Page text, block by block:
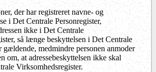
der har registreret navne- og
i Det Centrale Personregister,
ikke i Det Centrale
så længe beskyttelsen i Det Centrale
gældende, medmindre personen anmoder
om, at adressebeskyttelsen ikke skal
Virksomhedsregister.